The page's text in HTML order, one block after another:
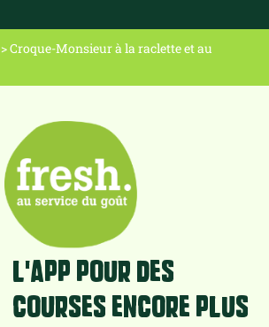
>Croque-Monsieur à la raclette et au
L'app pour des
courses encore plus